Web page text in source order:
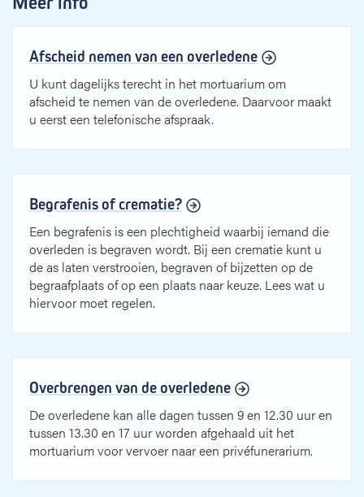
Afscheid nemen van een overledene
U kunt dagelijks terecht in het mortuarium om
afscheid te nemen van de overledene. Daarvoor maakt
u eerst een telefonische afspraak.
Begrafenis of crematie?
Een begrafenis is een plechtigheid waarbij iemand die
overleden is begraven wordt. Bij een crematie kunt u
de as laten verstrooien, begraven of bijzetten op de
begraafplaats of op een plaats naar keuze. Lees wat u
hiervoor moet regelen.
Overbrengen van de overledene
De overledene kan alle dagen tussen 9 en 12.30 uur en
tussen 13.30 en 17 uur worden afgehaald uit het
mortuarium voor vervoer naar een privéfunerarium.